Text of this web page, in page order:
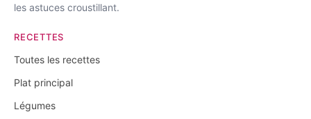
les astuces croustillant.
RECETTES
Toutes les recettes
Plat principal
Légumes